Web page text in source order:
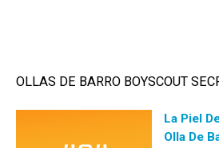
OLLAS DE BARRO BOYSCOUT
La Piel
Olla De